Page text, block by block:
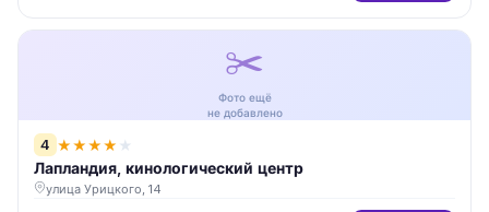
✂️
Фото ещё
не добавлено
4 ★★★★ ★
Лапландия, кинологический центр
улица Урицкого, 14